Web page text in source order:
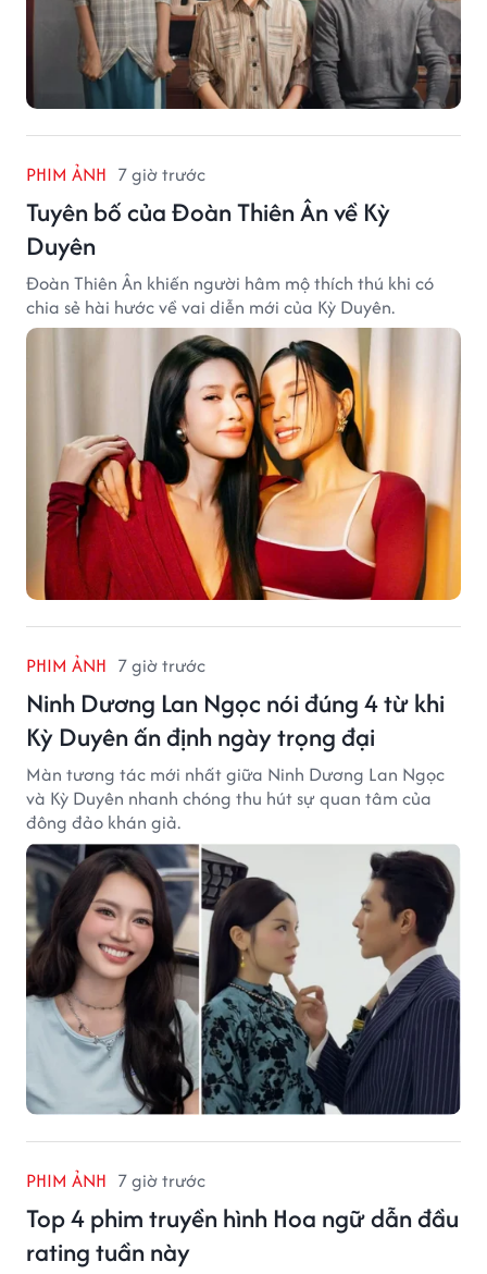
PHIM ẢNH 7 giờ trước
Tuyên bố của Đoàn Thiên Ân về Kỳ
Duyên
Đoàn Thiên Ân khiến người hâm mộ thích thú khi có
chia sẻ hài hước về vai diễn mới của Kỳ Duyên.
PHIM ẢNH 7 giờ trước
Ninh Dương Lan Ngọc nói đúng 4 từ khi
Kỳ Duyên ấn định ngày trọng đại
Màn tương tác mới nhất giữa Ninh Dương Lan Ngọc
và Kỳ Duyên nhanh chóng thu hút sự quan tâm của
đông đảo khán giả.
PHIM ẢNH 7 giờ trước
Top 4 phim truyền hình Hoa ngữ dẫn đầu
rating tuần này